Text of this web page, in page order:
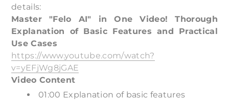
details:
Master "Felo AI" in One Video! Thorough
Explanation of Basic Features and Practical
Use Cases
https://www.youtube.com/watch?
v=yEFjWg8jGAE
Video Content
01:00 Explanation of basic features